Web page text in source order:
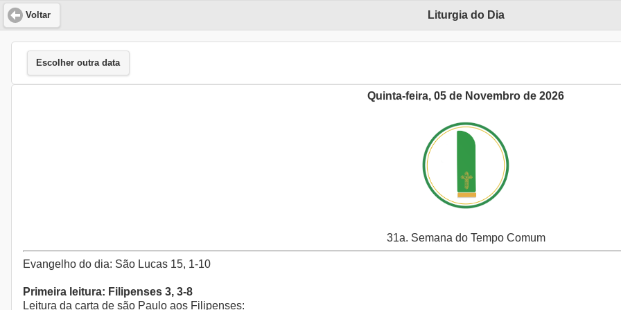
Liturgia do Dia
Voltar
Escolher outra data
Quinta-feira, 05 de Novembro de 2026
31a. Semana do Tempo Comum
Evangelho do dia: São Lucas 15, 1-10
Primeira leitura: Filipenses 3, 3-8
Leitura da carta de são Paulo aos Filipenses: